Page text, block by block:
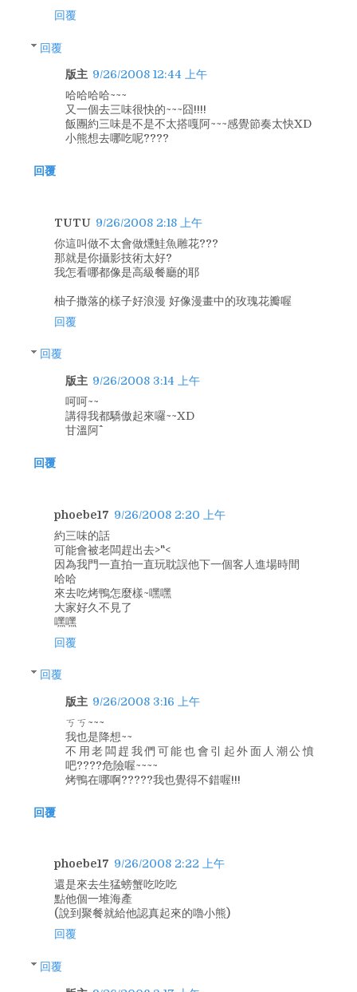
回覆
回覆
版主 9/26/2008 12:44 上午
哈哈哈哈~~~
又一個去三味很快的~~~囧!!!!
飯團約三味是不是不太搭嘎阿~~~感覺節奏太快XD
小熊想去哪吃呢????
回覆
TUTU 9/26/2008 2:18 上午
你這叫做不太會做燻鮭魚雕花???
那就是你攝影技術太好?
我怎看哪都像是高級餐廳的耶
柚子撒落的樣子好浪漫 好像漫畫中的玫瑰花瓣喔
回覆
回覆
版主 9/26/2008 3:14 上午
呵呵~~
講得我都驕傲起來囉~~XD
甘溫阿^^
回覆
phoebe17 9/26/2008 2:20 上午
約三味的話
可能會被老闆趕出去>"<
因為我門一直拍一直玩耽誤他下一個客人進場時間
哈哈
來去吃烤鴨怎麼樣~嘿嘿
大家好久不見了
嘿嘿
回覆
回覆
版主 9/26/2008 3:16 上午
ㄎㄎ~~~
我也是降想~~
不用老闆趕我們可能也會引起外面人潮公憤
吧????危險喔~~~~
烤鴨在哪啊?????我也覺得不錯喔!!!
回覆
phoebe17 9/26/2008 2:22 上午
還是來去生猛螃蟹吃吃吃
點他個一堆海產
(說到聚餐就給他認真起來的嚕小熊)
回覆
回覆